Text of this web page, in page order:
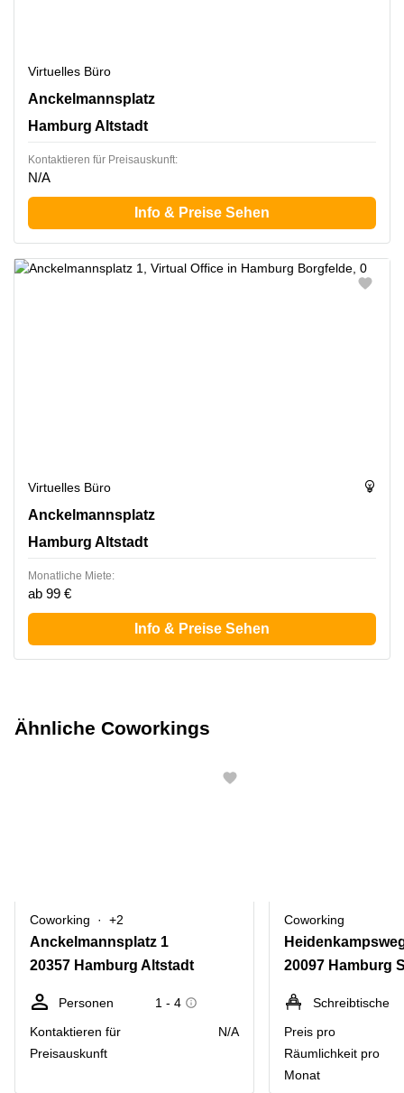
Virtuelles Büro
Anckelmannsplatz 1, Hamburg Altstadt
Anckelmannsplatz
Hamburg Altstadt
Kontaktieren für Preisauskunft:
N/A
Info & Preise Sehen
Virtuelles Büro
Anckelmannsplatz 1, Hamburg Altstadt
Anckelmannsplatz
Hamburg Altstadt
Monatliche Miete:
ab 99 €
Info & Preise Sehen
Ähnliche Coworkings
Coworking +2
Anckelmannsplatz 1
20357 Hamburg Altstadt
Personen
1 - 4
Kontaktieren für
Preisauskunft
N/A
Coworking
20097 Hamburg
Schreibtische
Preis pro
Räumlichkeit pro
Monat